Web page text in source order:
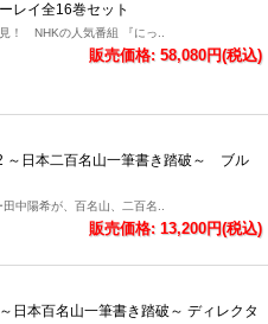
レイ全16巻セット
！ NHKの人気番組 『にっ..
販売価格: 58,080円(税込)
～日本二百名山一筆書き踏破～ ブル
中陽希が、百名山、二百名..
販売価格: 13,200円(税込)
日本百名山一筆書き踏破～ ディレクタ